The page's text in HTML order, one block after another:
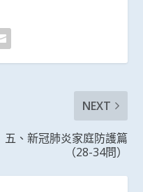
NEXT
五、新冠肺炎家庭防護篇
（28-34問）